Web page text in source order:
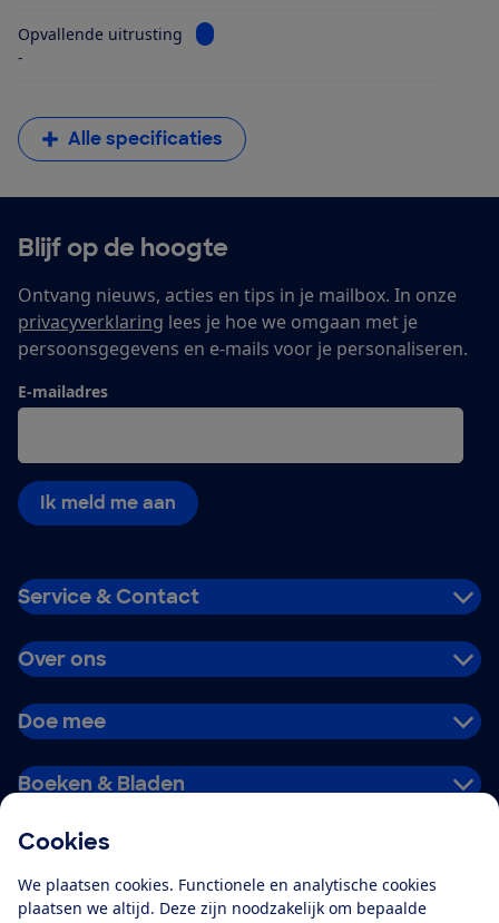
Cookies
We plaatsen cookies. Functionele en analytische cookies
plaatsen we altijd. Deze zijn noodzakelijk om bepaalde
Opvallende uitrusting
Bekijk informatie voor Opvallende
-
Alle specificaties
Blijf op de hoogte
Ontvang nieuws, acties en tips in je mailbox. In onze
privacyverklaring lees je hoe we omgaan met je
persoonsgegevens en e-mails voor je personaliseren.
E-mailadres
Ik meld me aan
Service & Contact
Over ons
Doe mee
Boeken & Bladen